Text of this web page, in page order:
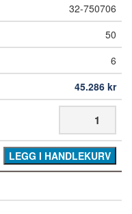
32-750706
50
6
45.286 kr
LEGG I HANDLEKURV